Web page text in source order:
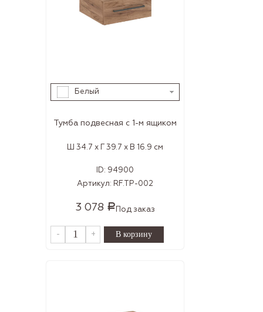
Белый
Тумба подвесная с 1-м ящиком
Ш 34.7 x Г 39.7 x В 16.9 см
ID: 94900
Артикул: RF.TP-002
3 078 Р Под заказ
- +